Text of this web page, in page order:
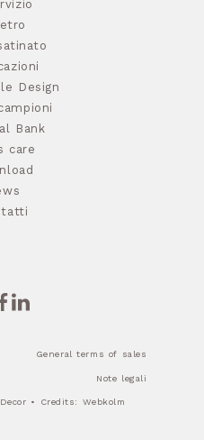
Design
Bank
care
General terms of sales
Note legali
• Credits: Webkolm